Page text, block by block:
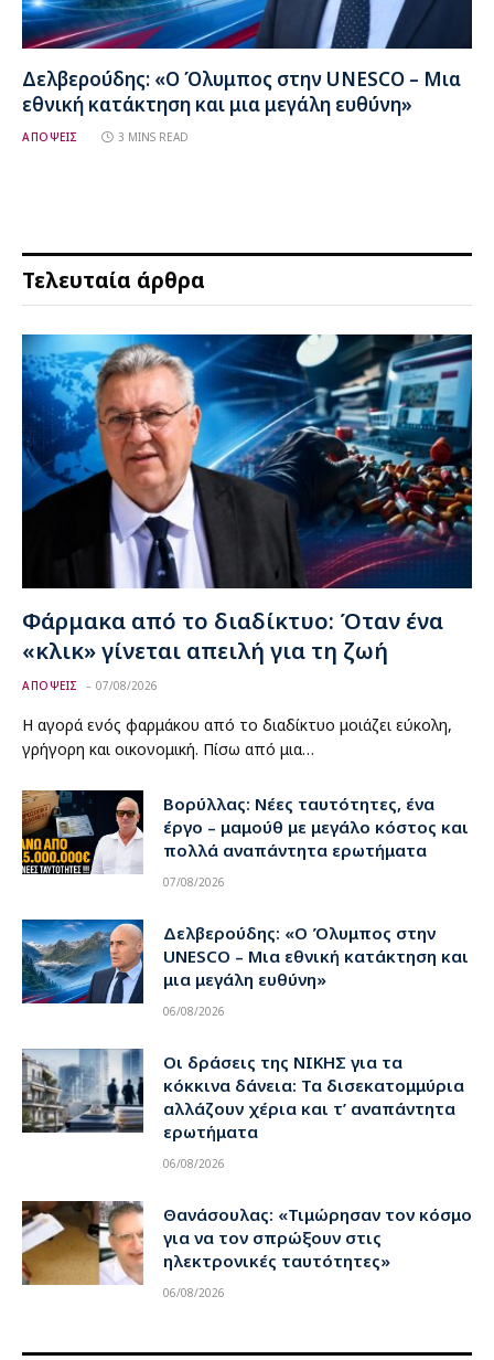
Δελβερούδης: «Ο Όλυμπος στην UNESCO – Μια
εθνική κατάκτηση και μια μεγάλη ευθύνη»
ΑΠΟΨΕΙΣ 3 MINS READ
Τελευταία άρθρα
Φάρμακα από το διαδίκτυο: Όταν ένα
«κλικ» γίνεται απειλή για τη ζωή
ΑΠΟΨΕΙΣ 07/08/2026
Η αγορά ενός φαρμάκου από το διαδίκτυο μοιάζει εύκολη,
γρήγορη και οικονομική. Πίσω από μια…
Βορύλλας: Νέες ταυτότητες, ένα
έργο – μαμούθ με μεγάλο κόστος και
πολλά αναπάντητα ερωτήματα
07/08/2026
Δελβερούδης: «Ο Όλυμπος στην
UNESCO – Μια εθνική κατάκτηση και
μια μεγάλη ευθύνη»
06/08/2026
Οι δράσεις της ΝΙΚΗΣ για τα
κόκκινα δάνεια: Τα δισεκατομμύρια
αλλάζουν χέρια και τ’ αναπάντητα
ερωτήματα
06/08/2026
Θανάσουλας: «Τιμώρησαν τον κόσμο
για να τον σπρώξουν στις
ηλεκτρονικές ταυτότητες»
06/08/2026